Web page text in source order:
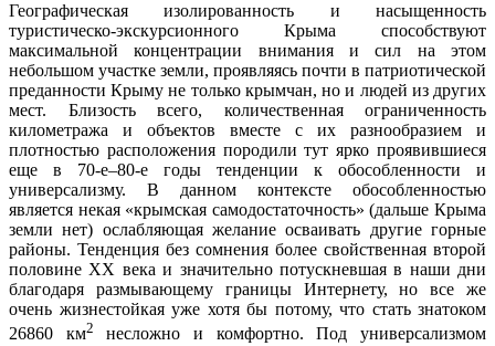
Географическая изолированность и насыщенность
туристическо-экскурсионного Крыма способствуют
максимальной концентрации внимания и сил на этом
небольшом участке земли, проявляясь почти в патриотической
преданности Крыму не только крымчан, но и людей из других
мест. Близость всего, количественная ограниченность
километража и объектов вместе с их разнообразием и
плотностью расположения породили тут ярко проявившиеся
еще в 70-е–80-е годы тенденции к обособленности и
универсализму. В данном контексте обособленностью
является некая «крымская самодостаточность» (дальше Крыма
земли нет) ослабляющая желание осваивать другие горные
районы. Тенденция без сомнения более свойственная второй
половине ХХ века и значительно потускневшая в наши дни
благодаря размывающему границы Интернету, но все же
очень жизнестойкая уже хотя бы потому, что стать знатоком
26860 км2
несложно и комфортно. Под универсализмом